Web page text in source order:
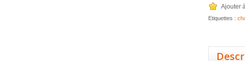
Ajouter
Etiquettes :